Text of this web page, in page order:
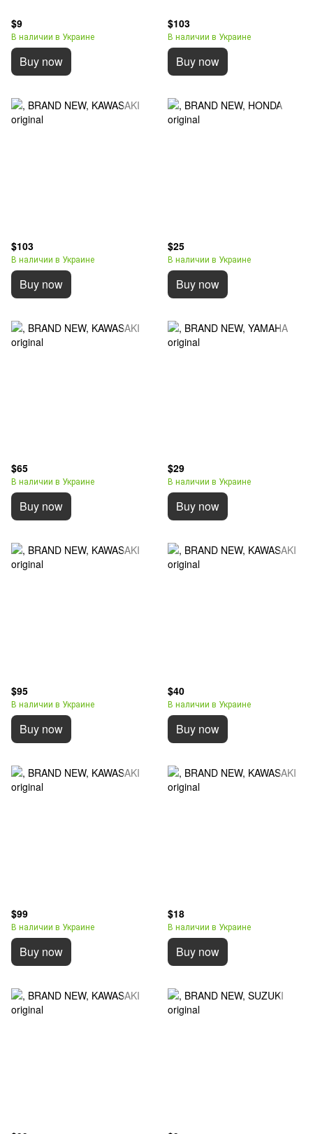
$9
В наличии в Украине
Buy now
$103
В наличии в Украине
Buy now
$103
В наличии в Украине
Buy now
$25
В наличии в Украине
Buy now
$65
В наличии в Украине
Buy now
$29
В наличии в Украине
Buy now
$95
В наличии в Украине
Buy now
$40
В наличии в Украине
Buy now
$99
В наличии в Украине
Buy now
$18
В наличии в Украине
Buy now